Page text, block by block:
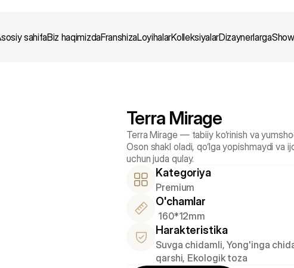
Terra Mirage
Terra Mirage — tabiiy ko‘rinish va
Oson shakl oladi, qo‘lga yopishmaydi va
uchun juda qulay.
Kategoriya
Premium
O'chamlar
160*12mm
Harakteristika
Suvga chidamli, Yong'inga
qarshi, Ekologik toza
sahifaBiz haqimizdaFranshizaLoyihalarKolleksiyalarDizaynerlarga